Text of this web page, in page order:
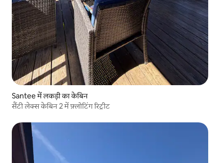
Santee में लकड़ी का केबिन
सैंटी लेक्स केबिन 2 में फ़्लोटिंग रिट्रीट